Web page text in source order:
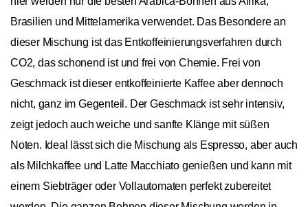
Brasilien und Mittelamerika verwendet. Das Besondere an
dieser Mischung ist das Entkoffeinierungsverfahren durch
CO2, das schonend ist und frei von Chemie. Frei von
Geschmack ist dieser entkoffeinierte Kaffee aber dennoch
nicht, ganz im Gegenteil. Der Geschmack ist sehr intensiv,
zeigt jedoch auch weiche und sanfte Klänge mit süßen
Noten. Ideal lässt sich die Mischung als Espresso, aber auch
als Milchkaffee und Latte Macchiato genießen und kann mit
einem Siebträger oder Vollautomaten perfekt zubereitet